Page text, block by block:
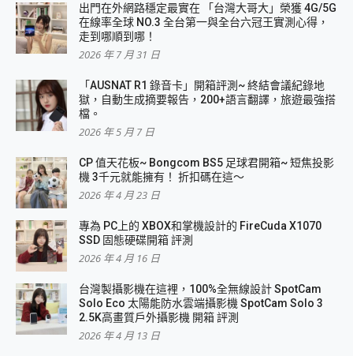
出門在外網路穩定最實在 「台灣大哥大」榮獲 4G/5G
在線率全球 NO.3 全台第一與全台六冠王實測心得，
走到哪順到哪！
2026 年 7 月 31 日
「AUSNAT R1 錄音卡」開箱評測~ 終結會議紀錄地
獄，自動生成摘要報告，200+語言翻譯，旅遊最強搭
檔。
2026 年 5 月 7 日
CP 值天花板~ Bongcom BS5 足球君開箱~ 短焦投影
機 3千元就能擁有！ 折扣碼在這～
2026 年 4 月 23 日
專為 PC上的 XBOX和掌機設計的 FireCuda X1070
SSD 固態硬碟開箱 評測
2026 年 4 月 16 日
台灣製攝影機在這裡，100%全無線設計 SpotCam
Solo Eco 太陽能防水雲端攝影機 SpotCam Solo 3
2.5K高畫質戶外攝影機 開箱 評測
2026 年 4 月 13 日